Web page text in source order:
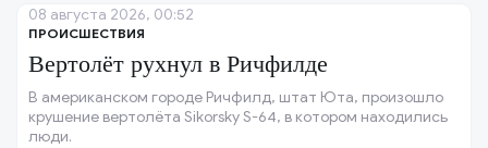
ПРОИСШЕСТВИЯ
Вертолёт рухнул в Ричфилде
В американском городе Ричфилд, штат Юта, произошло
крушение вертолёта Sikorsky S-64, в котором находились
люди.
08 августа 2026, 00:52